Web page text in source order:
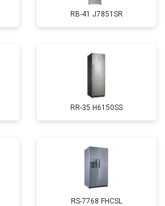
RB-41 J7851SR
RR-35 H6150SS
RS-7768 FHCSL